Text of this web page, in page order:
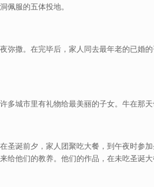
佩服的五体投地。
弥撒。在完毕后，家人同去最年老的已
多城市里有礼物给最美丽的子女。牛在那
圣诞前夕，家人团聚吃大餐，到午夜时
给他们的教养。他们的作品，在未吃圣